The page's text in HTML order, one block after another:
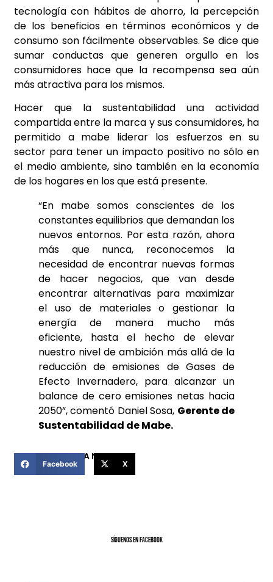
tecnología con hábitos de ahorro, la percepción
de los beneficios en términos económicos y de
consumo son fácilmente observables. Se dice que
sumar conductas que generen orgullo en los
consumidores hace que la recompensa sea aún
más atractiva para los mismos.
Hacer que la sustentabilidad una actividad
compartida entre la marca y sus consumidores, ha
permitido a mabe liderar los esfuerzos en su
sector para tener un impacto positivo no sólo en
el medio ambiente, sino también en la economía
de los hogares en los que está presente.
“En mabe somos conscientes de los
constantes equilibrios que demandan los
nuevos entornos. Por esta razón, ahora
más que nunca, reconocemos la
necesidad de encontrar nuevas formas
de hacer negocios, que van desde
encontrar alternativas para maximizar
el uso de materiales o gestionar la
energía de manera mucho más
eficiente, hasta el hecho de elevar
nuestro nivel de ambición más allá de la
reducción de emisiones de Gases de
Efecto Invernadero, para alcanzar un
balance de cero emisiones netas hacia
2050”, comentó Daniel Sosa, Gerente de
Sustentabilidad de Mabe.
COMPARTIR ESTA NOTICIA
Facebook X
SíGUENOS EN FACEBOOK